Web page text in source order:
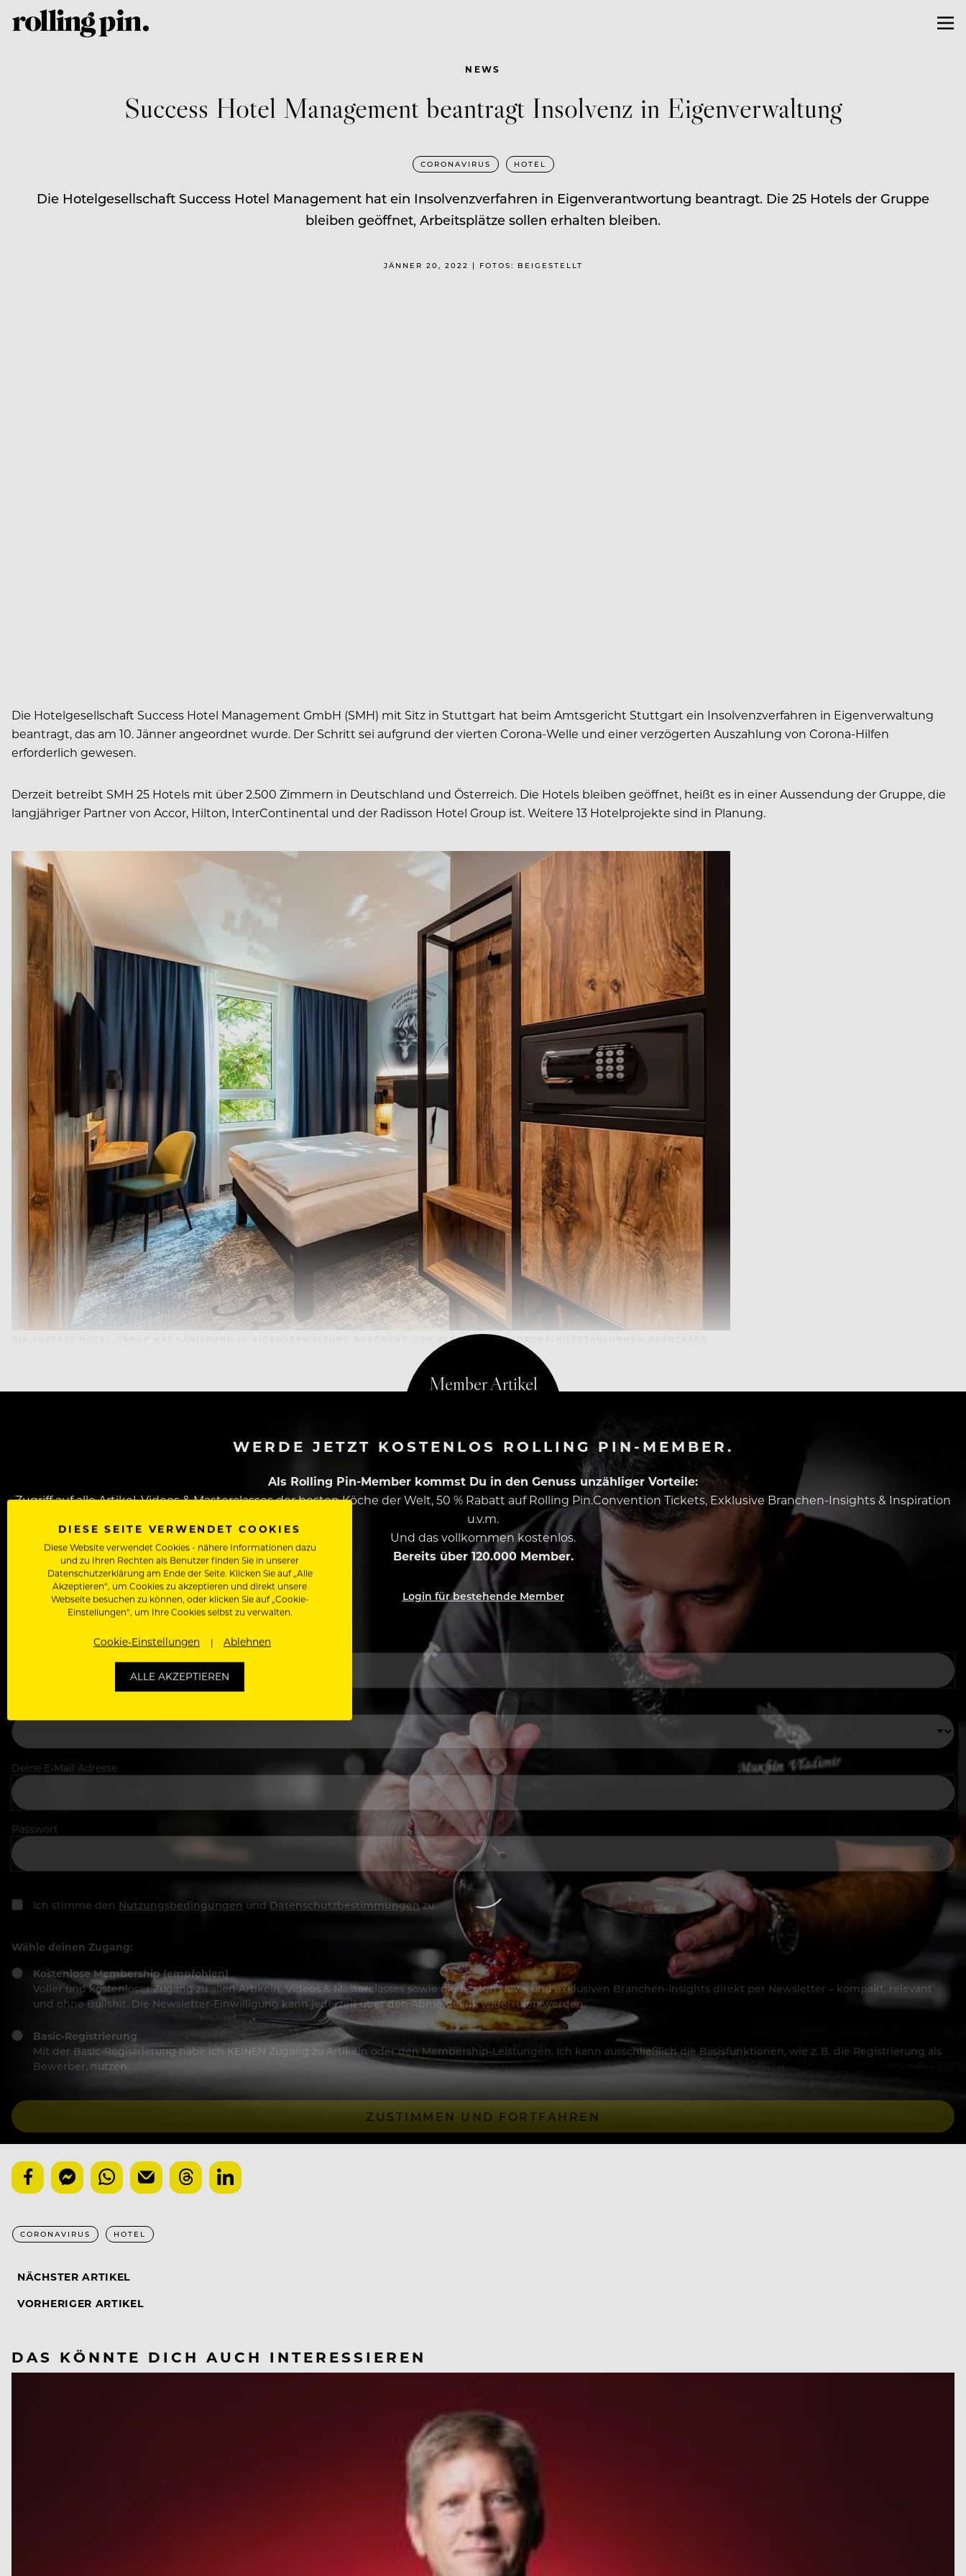
NEWS
Success Hotel Management beantragt Insolvenz in Eigenverwaltung
CORONAVIRUS HOTEL
Die Hotelgesellschaft Success Hotel Management hat ein Insolvenzverfahren in Eigenverantwortung beantragt. Die 25 Hotels der Gruppe
bleiben geöffnet, Arbeitsplätze sollen erhalten bleiben.
JÄNNER 20, 2022 | FOTOS: BEIGESTELLT
Die Hotelgesellschaft Success Hotel Management GmbH (SMH) mit Sitz in Stuttgart hat beim Amtsgericht Stuttgart ein Insolvenzverfahren in Eigenverwaltung
beantragt, das am 10. Jänner angeordnet wurde. Der Schritt sei aufgrund der vierten Corona-Welle und einer verzögerten Auszahlung von Corona-Hilfen
erforderlich gewesen.
Derzeit betreibt SMH 25 Hotels mit über 2.500 Zimmern in Deutschland und Österreich. Die Hotels bleiben geöffnet, heißt es in einer Aussendung der Gruppe, die
langjähriger Partner von Accor, Hilton, InterContinental und der Radisson Hotel Group ist. Weitere 13 Hotelprojekte sind in Planung.
DIE SUCCESS HOTEL GROUP HAT SANIERUNG IN EIGENVERWALTUNG AUFGRUND VON VERSPÄTETEN CORONA-HILFSZAHLUNGEN BEANTRAGT
WERDE JETZT KOSTENLOS ROLLING PIN-MEMBER.
Als Rolling Pin-Member kommst Du in den Genuss unzähliger Vorteile:
Zugriff auf alle Artikel, Videos & Masterclasses der besten Köche der Welt, 50 % Rabatt auf Rolling Pin.Convention Tickets, Exklusive Branchen-Insights & Inspiration
u.v.m.
Und das vollkommen kostenlos.
Bereits über 120.000 Member.
Login für bestehende Member
Deine E-Mail Adresse
Passwort
Ich stimme den Nutzungsbedingungen und Datenschutzbestimmungenzu.
Wähle deinen Zugang:
Kostenlose Membership (empfohlen)
Voller und kostenloser Zugang zu allen Artikeln, Videos & Masterclasses sowie die besten News und exklusiven Branchen-Insights direkt per Newsletter – kompakt, relevant
und ohne Bullshit. Die Newsletter-Einwilligung kann jederzeit über den Abmeldelink widerrufen werden.
Basic-Registrierung
Mit der Basic-Registrierung habe ich KEINEN Zugang zu Artikeln oder den Membership-Leistungen. Ich kann ausschließlich die Basisfunktionen, wie z. B. die Registrierung als
Bewerber, nutzen.
ZUSTIMMEN UND FORTFAHREN
CORONAVIRUS HOTEL
NÄCHSTER ARTIKEL
VORHERIGER ARTIKEL
DAS KÖNNTE DICH AUCH INTERESSIEREN
DIESE SEITE VERWENDET COOKIES
Diese Website verwendet Cookies - nähere Informationen dazu
und zu Ihren Rechten als Benutzer finden Sie in unserer
Datenschutzerklärung am Ende der Seite. Klicken Sie auf „Alle
Akzeptieren“, um Cookies zu akzeptieren und direkt unsere
Webseite besuchen zu können, oder klicken Sie auf „Cookie-
Einstellungen“, um Ihre Cookies selbst zu verwalten.
Cookie-Einstellungen Ablehnen
ALLE AKZEPTIEREN